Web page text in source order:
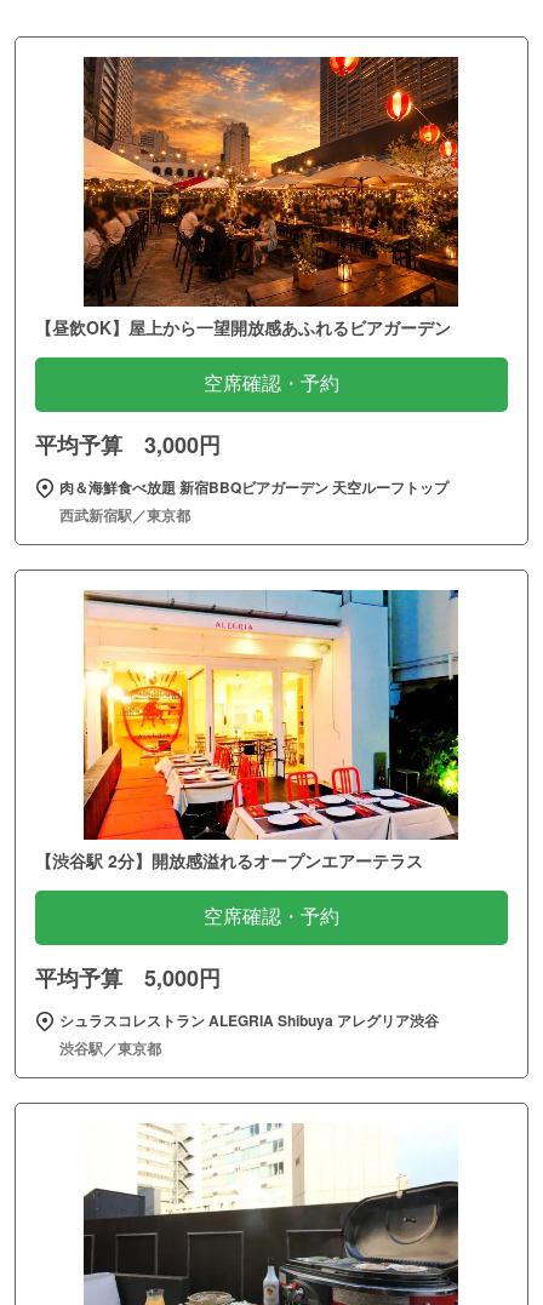
【昼飲OK】屋上から一望開放感あふれるビアガーデン
空席確認・予約
平均予算 3,000円
肉＆海鮮食べ放題 新宿BBQビアガーデン 天空ルーフトップ
西武新宿駅／東京都
【渋谷駅 2分】開放感溢れるオープンエアーテラス
空席確認・予約
平均予算 5,000円
シュラスコレストラン ALEGRIA Shibuya アレグリア渋谷
渋谷駅／東京都